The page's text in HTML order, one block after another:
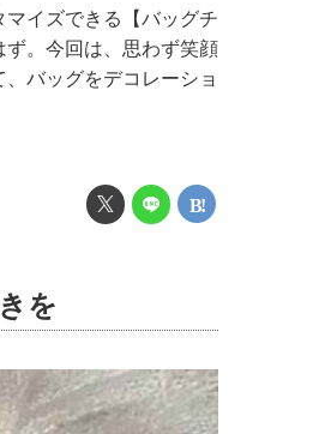
イズできる【バッグチ
。今回は、思わず笑顔
バッグをデコレーショ
を